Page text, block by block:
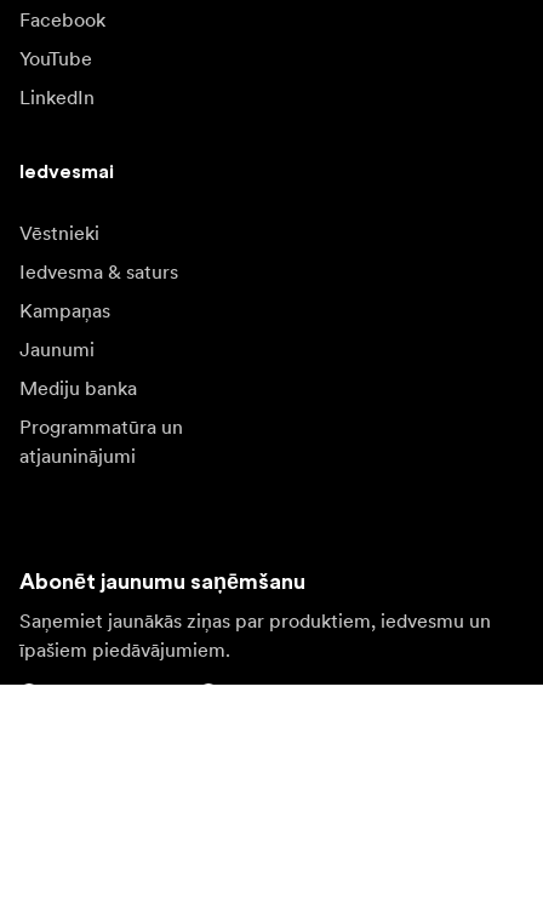
Facebook
YouTube
LinkedIn
Iedvesmai
Vēstnieki
Iedvesma & saturs
Kampaņas
Jaunumi
Mediju banka
Programmatūra un
atjauninājumi
Abonēt jaunumu saņēmšanu
Saņemiet jaunākās ziņas par produktiem, iedvesmu un
īpašiem piedāvājumiem.